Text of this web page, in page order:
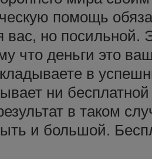
помощь
вас, но посильной.
что деньги это
в
ни
в таком
и большой.